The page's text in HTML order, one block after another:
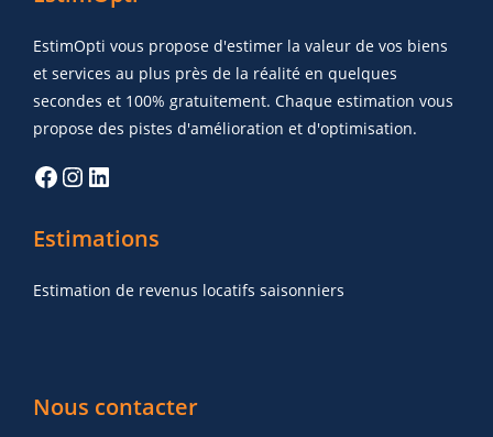
EstimOpti vous propose d'estimer la valeur de vos biens
et services au plus près de la réalité en quelques
secondes et 100% gratuitement. Chaque estimation vous
propose des pistes d'amélioration et d'optimisation.
Estimations
Estimation de revenus locatifs saisonniers
Nous contacter